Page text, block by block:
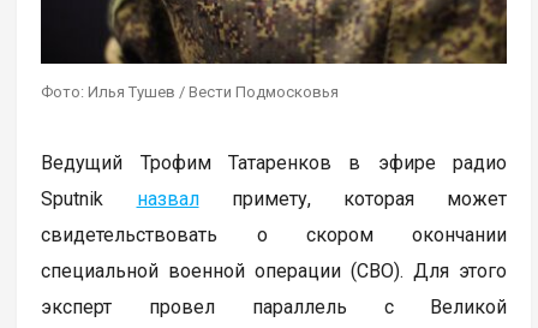
Фото: Илья Тушев / Вести Подмосковья
Ведущий Трофим Татаренков в эфире радио
Sputnik назвалпримету, которая может
свидетельствовать о скором окончании
специальной военной операции (СВО). Для этого
эксперт провел параллель с Великой